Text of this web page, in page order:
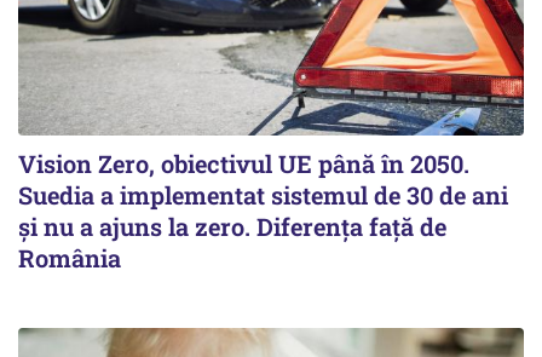
Vision Zero, obiectivul UE până în 2050.
Suedia a implementat sistemul de 30 de ani
şi nu a ajuns la zero. Diferenţa faţă de
România